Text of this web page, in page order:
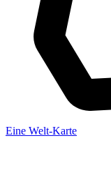
Eine Welt-Karte